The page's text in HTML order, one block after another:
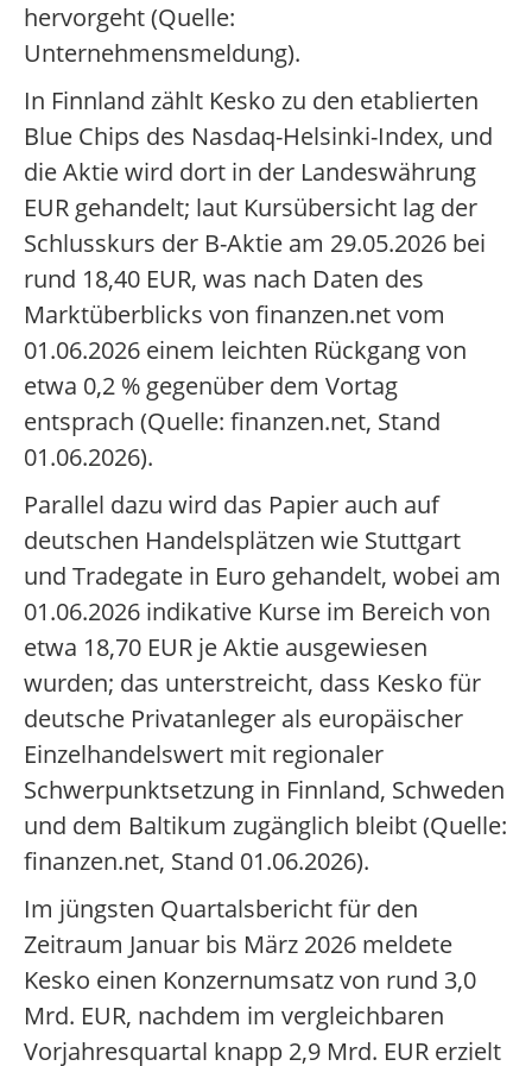
hervorgeht (Quelle:
Unternehmensmeldung).
In Finnland zählt Kesko zu den etablierten
Blue Chips des Nasdaq-Helsinki-Index, und
die Aktie wird dort in der Landeswährung
EUR gehandelt; laut Kursübersicht lag der
Schlusskurs der B-Aktie am 29.05.2026 bei
rund 18,40 EUR, was nach Daten des
Marktüberblicks von finanzen.net vom
01.06.2026 einem leichten Rückgang von
etwa 0,2 % gegenüber dem Vortag
entsprach (Quelle: finanzen.net, Stand
01.06.2026).
Parallel dazu wird das Papier auch auf
deutschen Handelsplätzen wie Stuttgart
und Tradegate in Euro gehandelt, wobei am
01.06.2026 indikative Kurse im Bereich von
etwa 18,70 EUR je Aktie ausgewiesen
wurden; das unterstreicht, dass Kesko für
deutsche Privatanleger als europäischer
Einzelhandelswert mit regionaler
Schwerpunktsetzung in Finnland, Schweden
und dem Baltikum zugänglich bleibt (Quelle:
finanzen.net, Stand 01.06.2026).
Im jüngsten Quartalsbericht für den
Zeitraum Januar bis März 2026 meldete
Kesko einen Konzernumsatz von rund 3,0
Mrd. EUR, nachdem im vergleichbaren
Vorjahresquartal knapp 2,9 Mrd. EUR erzielt